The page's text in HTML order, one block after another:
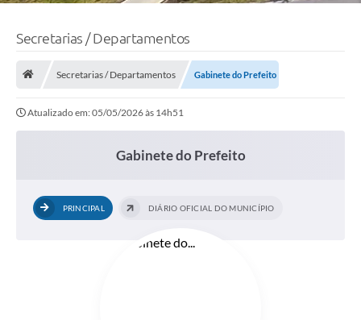
Secretarias / Departamentos
Secretarias / Departamentos Gabinete do Prefeito
Atualizado em: 05/05/2026 às 14h51
Gabinete do Prefeito
PRINCIPAL DIÁRIO OFICIAL DO MUNICÍPIO